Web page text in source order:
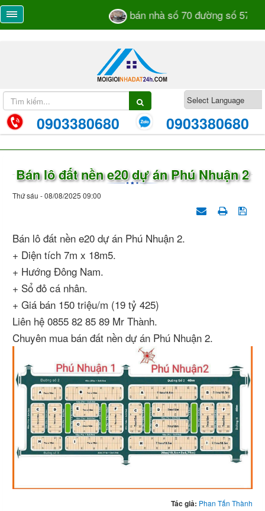
bán nhà số 70 đường số 57
0903380680 0903380680
Bán lô đất nền e20 dự án Phú Nhuận 2
Thứ sáu - 08/08/2025 09:00
Bán lô đất nền e20 dự án Phú Nhuận 2.
+ Diện tích 7m x 18m5.
+ Hướng Đông Nam.
+ Sổ đỏ cá nhân.
+ Giá bán 150 triệu/m (19 tỷ 425)
Liên hệ 0855 82 85 89 Mr Thành.
Chuyên mua bán đất nền dự án Phú Nhuận 2.
Tác giả: Phan Tấn Thành